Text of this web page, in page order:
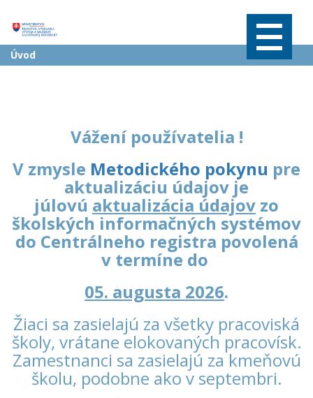
Informácie o RIS a ŠIS
Často kladené otázky
Obce a RúŠS
Výkazy a metodické pokyny
Účet
Úvod
Vážení používatelia !
V zmysle Metodického pokynu pre
aktualizáciu údajov je
júlovú aktualizácia údajov zo
školských informačných systémov
do Centrálneho registra povolená
v termíne do
05. augusta 2026.
Žiaci sa zasielajú za všetky pracoviská
školy, vrátane elokovaných pracovísk.
Zamestnanci sa zasielajú za kmeňovú
školu, podobne ako v septembri.